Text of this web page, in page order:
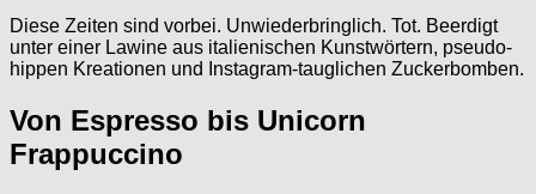
Diese Zeiten sind vorbei. Unwiederbringlich. Tot. Beerdigt
unter einer Lawine aus italienischen Kunstwörtern, pseudo-
hippen Kreationen und Instagram-tauglichen Zuckerbomben.
Von Espresso bis Unicorn
Frappuccino